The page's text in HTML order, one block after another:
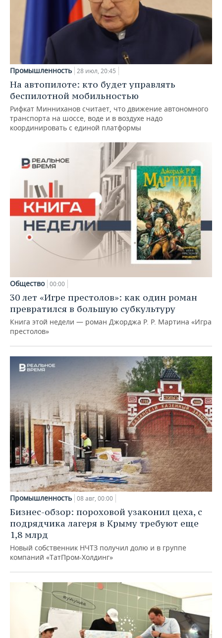
Промышленность 28 июл, 20:45
На автопилоте: кто будет управлять
беспилотной мобильностью
Рифкат Минниханов считает, что движение автономного
транспорта на шоссе, воде и в воздухе надо
координировать с единой платформы
Общество 00:00
30 лет «Игре престолов»: как один роман
превратился в большую субкультуру
Книга этой недели — роман Джорджа Р. Р. Мартина «Игра
престолов»
Промышленность 08 авг, 00:00
Бизнес-обзор: пороховой узаконил цеха, с
подрядчика лагеря в Крыму требуют еще
1,8 млрд
Новый собственник НЧТЗ получил долю и в группе
компаний «ТатПром-Холдинг»